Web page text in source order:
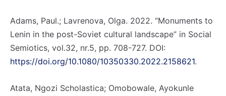
Adams, Paul.; Lavrenova, Olga. 2022. “Monuments to
Lenin in the post-Soviet cultural landscape” in Social
Semiotics, vol.32, nr.5, pp. 708-727. DOI:
https://doi.org/10.1080/10350330.2022.2158621.
Atata, Ngozi Scholastica; Omobowale, Ayokunle